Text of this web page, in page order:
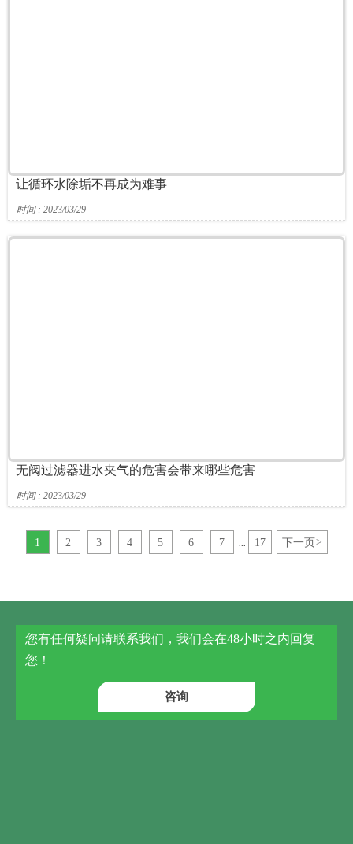
让循环水除垢不再成为难事
时间 : 2023/03/29
无阀过滤器进水夹气的危害会带来哪些危害
时间 : 2023/03/29
1 2 3 4 5 6 7 17 下一页 >
您有任何疑问请联系我们，我们会在48小时之内回复
您！
咨询